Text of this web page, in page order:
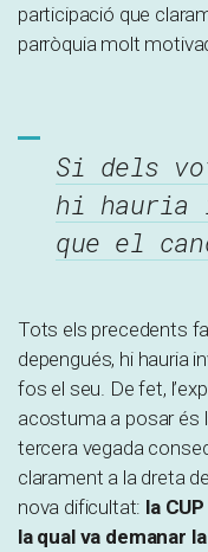
participació que
parròquia molt
Si dels
hi hauria
que el
Tots els precedents
depengués, hi hauria
fos el seu. De fet,
acostuma a posar és
tercera vegada
clarament a la dreta
nova dificultat: la
la qual va demanar